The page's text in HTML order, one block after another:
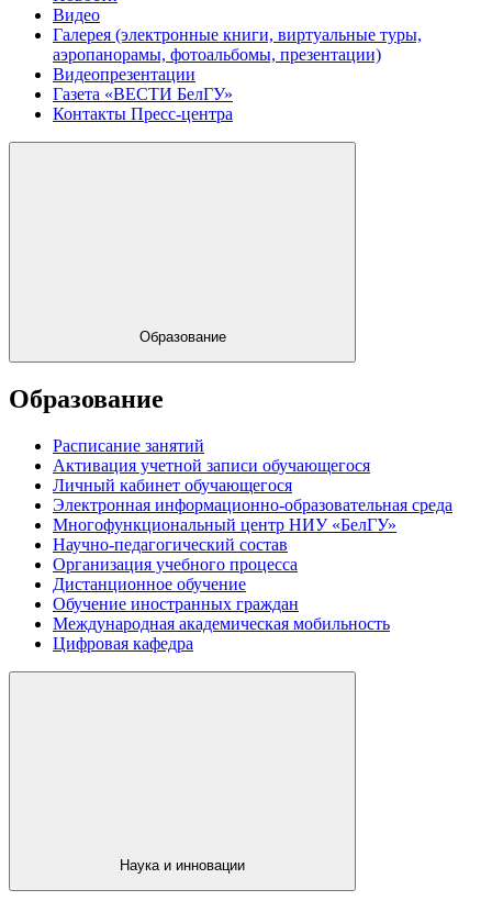
Видео
Галерея (электронные книги, виртуальные туры,
аэропанорамы, фотоальбомы, презентации)
Видеопрезентации
Газета «ВЕСТИ БелГУ»
Контакты Пресс-центра
Образование
Образование
Расписание занятий
Активация учетной записи обучающегося
Личный кабинет обучающегося
Электронная информационно-образовательная среда
Многофункциональный центр НИУ «БелГУ»
Научно-педагогический состав
Организация учебного процесса
Дистанционное обучение
Обучение иностранных граждан
Международная академическая мобильность
Цифровая кафедра
Наука и инновации